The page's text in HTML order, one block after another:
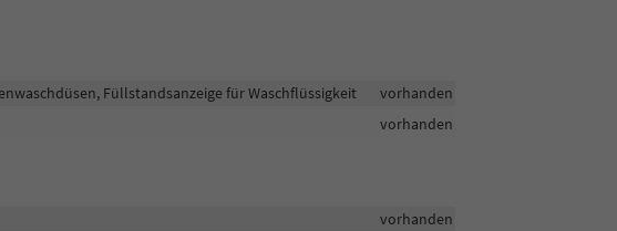
Füllstandsanzeige für Waschflüssigkeit
vorhanden
vorhanden
vorhanden